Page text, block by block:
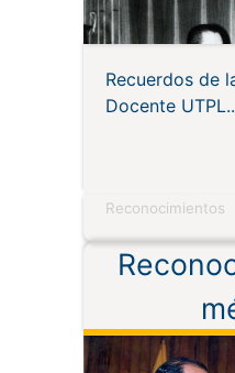
Recuerdos de
Docente UTPL.
Reconocimientos